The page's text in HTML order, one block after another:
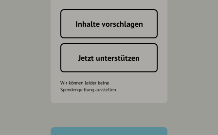
Inhalte vorschlagen
Jetzt unterstützen
Wir können leider keine
Spendenquittung ausstellen.